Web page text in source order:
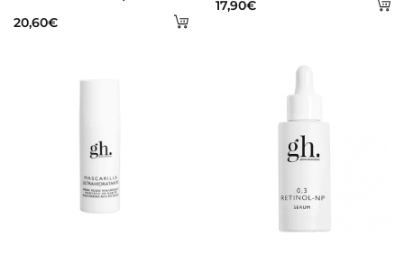
Añadir
20,60€
17,90€